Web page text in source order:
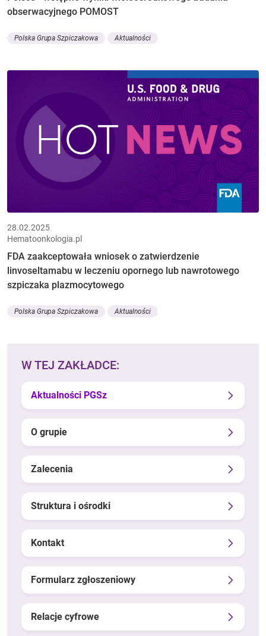
obserwacyjnego POMOST
Polska Grupa Szpiczakowa Aktualności
28.02.2025
Hematoonkologia.pl
FDA zaakceptowała wniosek o zatwierdzenie
linvoseltamabu w leczeniu opornego lub nawrotowego
szpiczaka plazmocytowego
Polska Grupa Szpiczakowa Aktualności
W TEJ ZAKŁADCE:
Aktualności PGSz
O grupie
Zalecenia
Struktura i ośrodki
Kontakt
Formularz zgłoszeniowy
Relacje cyfrowe